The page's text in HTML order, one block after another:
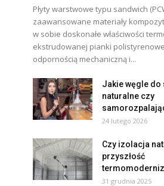
Płyty warstwowe typu sandwich
zaawansowane materiały
w sobie doskonałe właściwości
ekstrudowanej pianki
odpornością mechaniczną i...
Jakie węgle do
naturalne czy
24 lutego 2026
Czy izolacja
przyszłość
31 grudnia 2025